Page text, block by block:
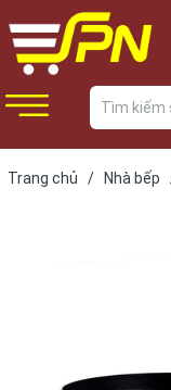
Trang chủ / Nhà bếp